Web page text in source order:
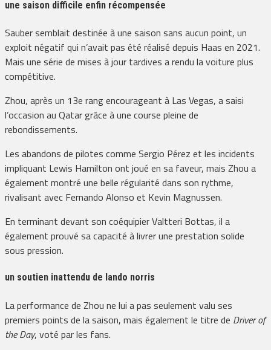
une saison difficile enfin récompensée
Sauber semblait destinée à une saison sans aucun point, un
exploit négatif qui n’avait pas été réalisé depuis Haas en 2021.
Mais une série de mises à jour tardives a rendu la voiture plus
compétitive.
Zhou, après un 13e rang encourageant à Las Vegas, a saisi
l’occasion au Qatar grâce à une course pleine de
rebondissements.
Les abandons de pilotes comme Sergio Pérez et les incidents
impliquant Lewis Hamilton ont joué en sa faveur, mais Zhou a
également montré une belle régularité dans son rythme,
rivalisant avec Fernando Alonso et Kevin Magnussen.
En terminant devant son coéquipier Valtteri Bottas, il a
également prouvé sa capacité à livrer une prestation solide
sous pression.
un soutien inattendu de lando norris
La performance de Zhou ne lui a pas seulement valu ses
premiers points de la saison, mais également le titre de Driver of
the Day, voté par les fans.